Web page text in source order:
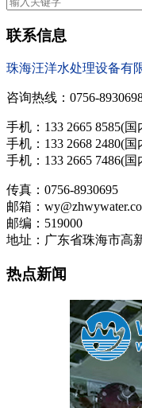
联系信息
珠海汪洋水处理设备有
咨询热线：0756-
手机：133 2665 8585(国
手机：133 2668 2480(
手机：133 2665 7486(
传真：0756-8930695
邮箱：
邮编：519000
地址：广东省珠海市高
热点新闻